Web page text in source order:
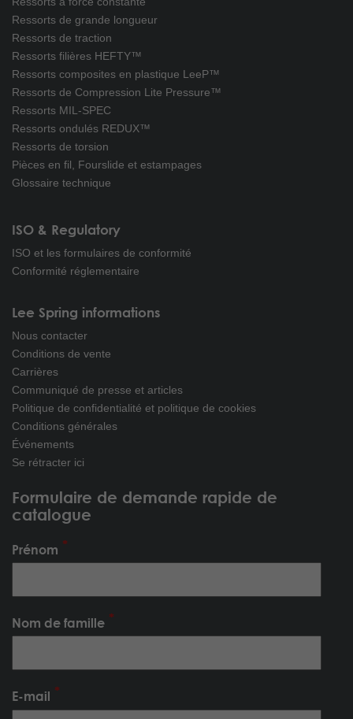
Ressorts de grande longueur
Ressorts de traction
Ressorts filières HEFTY™
Ressorts composites en plastique LeeP™
Ressorts de Compression Lite Pressure™
Ressorts MIL-SPEC
Ressorts ondulés REDUX™
Ressorts de torsion
Pièces en fil, Fourslide et estampages
Glossaire technique
ISO & Regulatory
ISO et les formulaires de conformité
Conformité réglementaire
Lee Spring informations
Nous contacter
Conditions de vente
Carrières
Communiqué de presse et articles
Politique de confidentialité et politique de cookies
Conditions générales
Événements
Se rétracter ici
Formulaire de demande rapide de
catalogue
Prénom
Nom de famille
E-mail